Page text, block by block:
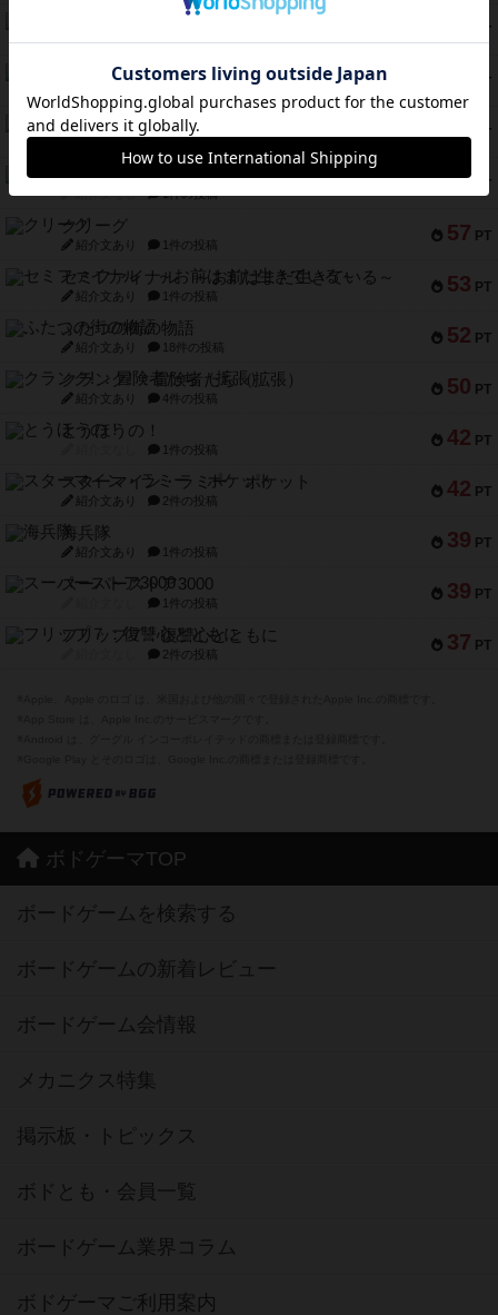
PT
紹介文あり 1件の投稿
PT
キャプテン・フリップ：イスラ・ボンバ
PT
メメントオンラインタクティクス
68 PT
パーミッド
紹介文なし 1件の投稿
57 PT
クリーグ
紹介文あり 1件の投稿
53 PT
セミファイナル ～お前はまだ生きている～
紹介文あり 1件の投稿
52 PT
ふたつの街の物語
紹介文あり 18件の投稿
50 PT
クランク! ：冒険者たち（拡張）
紹介文あり 4件の投稿
42 PT
とうほうの！
1件の投稿
42 PT
スターマイン・ラミー ポケット
紹介文あり 2件の投稿
39 PT
海兵隊
紹介文あり 1件の投稿
39 PT
スーパーストア3000
1件の投稿
37 PT
フリップ７：復讐心とともに
2件の投稿
ボドゲーマTOP
ボードゲームを検索する
ボードゲームの新着レビュー
ボードゲーム会情報
メカニクス特集
掲示板・トピックス
ボドとも・会員一覧
ボードゲーム業界コラム
ボドゲーマご利用案内